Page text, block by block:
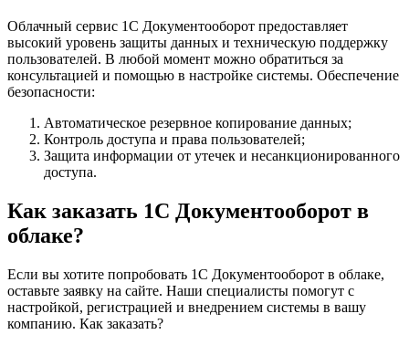
Облачный сервис 1С Документооборот предоставляет
высокий уровень защиты данных и техническую поддержку
пользователей. В любой момент можно обратиться за
консультацией и помощью в настройке системы. Обеспечение
безопасности:
Автоматическое резервное копирование данных;
Контроль доступа и права пользователей;
Защита информации от утечек и несанкционированного
доступа.
Как заказать 1С Документооборот в
облаке?
Если вы хотите попробовать 1С Документооборот в облаке,
оставьте заявку на сайте. Наши специалисты помогут с
настройкой, регистрацией и внедрением системы в вашу
компанию. Как заказать?